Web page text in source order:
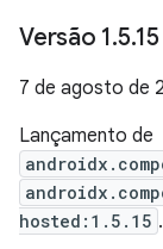
Versão 1.5.15
7 de agosto de
Lançamento de
hosted:1.5.15